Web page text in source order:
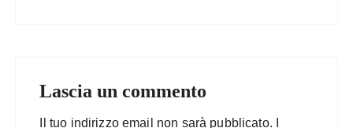
Lascia un commento
Il tuo indirizzo email non sarà pubblicato.